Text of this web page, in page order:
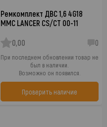
Ремкомплект ДВС 1,6 4G18
MMC LANCER CS/CT 00-11
0,00 0
При последнем обновлении товар не
был в наличии.
Возможно он появился.
Проверить наличие